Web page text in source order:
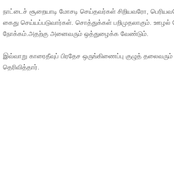
நாட்டைச் சூறையாடி மோசடி செய்தவர்கள் சிறியவரோ,
கைது செய்யப்படுவார்கள். சொத்துக்கள் பறிமுதலாகும். ஊழல்
நோக்கம்.அதற்கு அனைவரும் ஒத்துழைக்க வேண்டும்.
இவ்வாறு காரைதீவுப் பிரதேச ஒருங்கிணைப்பு குழுத்
தெரிவித்தார்.